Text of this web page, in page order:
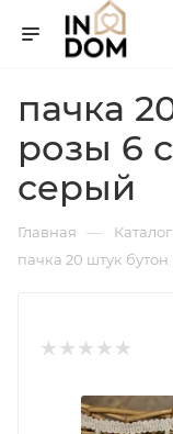
пачка
розы 6
серый
Главная — Каталог
пачка 20 штук